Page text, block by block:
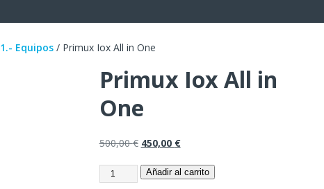
1.- Equipos / Primux Iox All in One
Primux Iox All in
One
500,00€ 450,00 €
Añadir al carrito